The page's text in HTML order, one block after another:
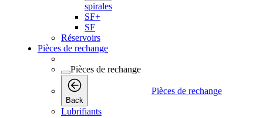
spirales
SF+
SF
Réservoirs
Pièces de rechange
Pièces de rechange
Back
Pièces de rechange
Lubrifiants